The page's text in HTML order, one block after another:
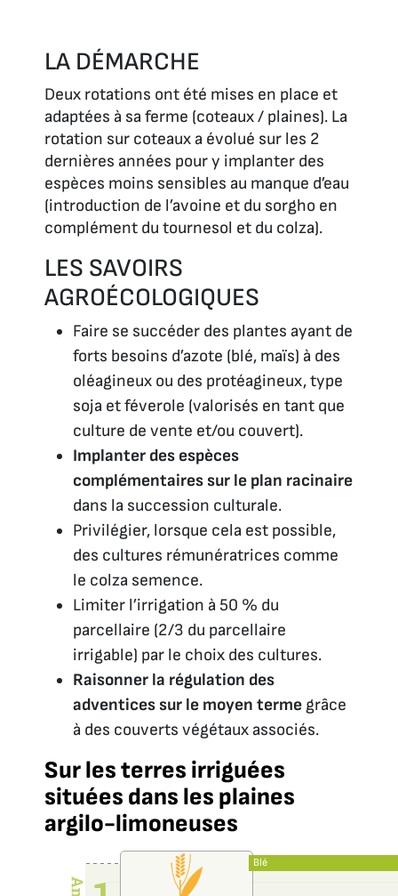
LA DÉMARCHE
Deux rotations ont été mises en place et
adaptées à sa ferme (coteaux / plaines). La
rotation sur coteaux a évolué sur les 2
dernières années pour y implanter des
espèces moins sensibles au manque d’eau
(introduction de l’avoine et du sorgho en
complément du tournesol et du colza).
LES SAVOIRS
AGROÉCOLOGIQUES
Faire se succéder des plantes ayant de
forts besoins d’azote (blé, maïs) à des
oléagineux ou des protéagineux, type
soja et féverole (valorisés en tant que
culture de vente et/ou couvert).
Implanter des espèces
complémentaires sur le plan racinaire
dans la succession culturale.
Privilégier, lorsque cela est possible,
des cultures rémunératrices comme
le colza semence.
Limiter l’irrigation à 50 % du
parcellaire (2/3 du parcellaire
irrigable) par le choix des cultures.
Raisonner la régulation des
adventices sur le moyen termegrâce
à des couverts végétaux associés.
Sur les terres irriguées
situées dans les plaines
argilo-limoneuses
Blé